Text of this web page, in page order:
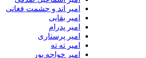
امیر اند و حشمت فغانی
امیر بقایی
امیر پدرام
امیر پرستاری
امیر ته ته
امیر خواجه پور